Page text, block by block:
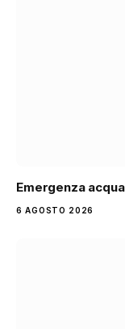
Emergenza
6 AGOSTO 2026